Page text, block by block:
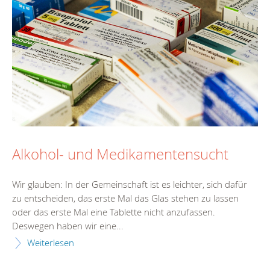
Alkohol- und Medikamentensucht
Wir glauben: In der Gemeinschaft ist es leichter, sich dafür
zu entscheiden, das erste Mal das Glas stehen zu lassen
oder das erste Mal eine Tablette nicht anzufassen.
Deswegen haben wir eine...
Weiterlesen